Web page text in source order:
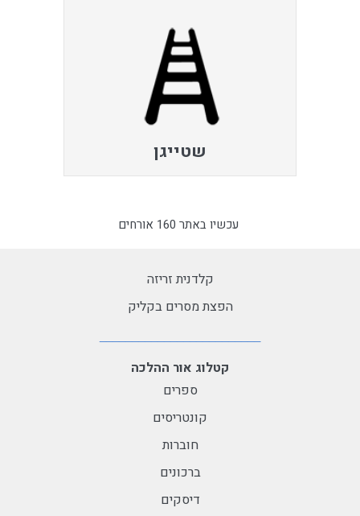
שטייגן
עכשיו באתר 160 אורחים
קלדנית זריזה
הפצת מסרים בקליק
קטלוג אור ההלכה
ספרים
קונטריסים
חוברות
ברכונים
דיסקים